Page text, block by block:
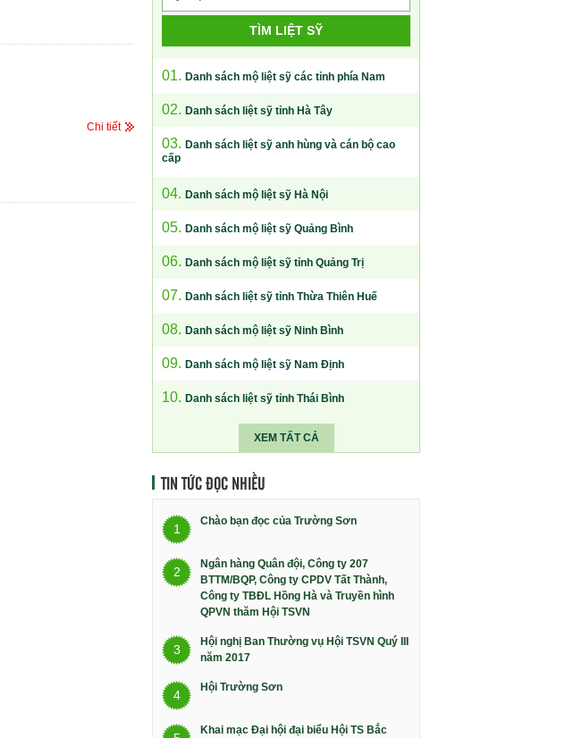
Chi tiết
TÌM LIỆT SỸ
01. Danh sách mộ liệt sỹ các tỉnh phía Nam
02. Danh sách liệt sỹ tỉnh Hà Tây
03. Danh sách liệt sỹ anh hùng và cán bộ cao
cấp
04. Danh sách mộ liệt sỹ Hà Nội
05. Danh sách mộ liệt sỹ Quảng Bình
06. Danh sách mộ liệt sỹ tỉnh Quảng Trị
07. Danh sách liệt sỹ tỉnh Thừa Thiên Huế
08. Danh sách mộ liệt sỹ Ninh Bình
09. Danh sách mộ liệt sỹ Nam Định
10. Danh sách liệt sỹ tỉnh Thái Bình
XEM TẤT CẢ
TIN TỨC ĐỌC NHIỀU
1
Chào bạn đọc của Trường Sơn
2
Ngân hàng Quân đội, Công ty 207
BTTM/BQP, Công ty CPDV Tất Thành,
Công ty TBĐL Hồng Hà và Truyền hình
QPVN thăm Hội TSVN
3
Hội nghị Ban Thường vụ Hội TSVN Quý III
năm 2017
4
Hội Trường Sơn
Khai mạc Đại hội đại biểu Hội TS Bắc